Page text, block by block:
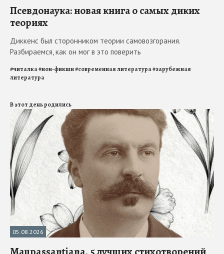
Псевдонаука: новая книга о самых диких
теориях
Диккенс был сторонником теории самовозгорания.
Разбираемся, как он мог в это поверить
#читалка#нон-фикшн#современная литература#зарубежная
литература
В этот день родились
05.08.2026